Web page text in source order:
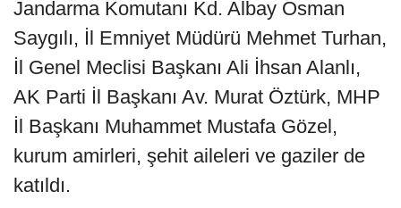
Jandarma Komutanı Kd. Albay Osman
Saygılı, İl Emniyet Müdürü Mehmet Turhan,
İl Genel Meclisi Başkanı Ali İhsan Alanlı,
AK Parti İl Başkanı Av. Murat Öztürk, MHP
İl Başkanı Muhammet Mustafa Gözel,
kurum amirleri, şehit aileleri ve gaziler de
katıldı.